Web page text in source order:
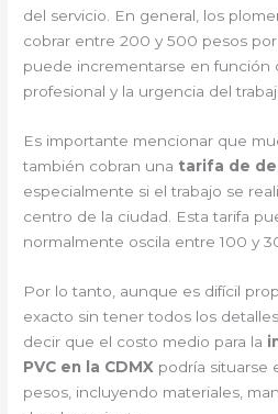
del servicio. En general, los
cobrar entre 200 y 500 pesos
puede incrementarse en función
profesional y la urgencia del
Es importante mencionar que
también cobran una tarifa de
especialmente si el trabajo se
centro de la ciudad. Esta tarifa
normalmente oscila entre 100 y
Por lo tanto, aunque es difícil
exacto sin tener todos los
decir que el costo medio para la
PVC en la CDMX podría situarse
pesos, incluyendo materiales,